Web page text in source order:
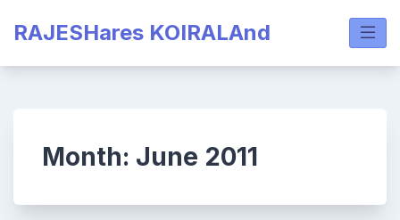
RAJESHares KOIRALAnd
Month: June 2011